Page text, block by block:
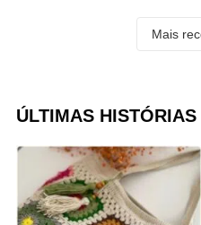
ÚLTIMAS HISTÓRIAS